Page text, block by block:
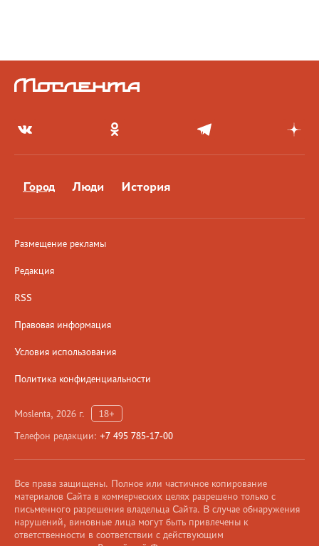
Город Люди История
Размещение рекламы
Редакция
RSS
Правовая информация
Условия использования
Политика конфиденциальности
Moslenta, 2026 г.
18+
Телефон редакции: +7 495 785-17-00
Все права защищены. Полное или частичное копирование
материалов Сайта в коммерческих целях разрешено только с
письменного разрешения владельца Сайта. В случае обнаружения
нарушений, виновные лица могут быть привлечены к
ответственности в соответствии с действующим